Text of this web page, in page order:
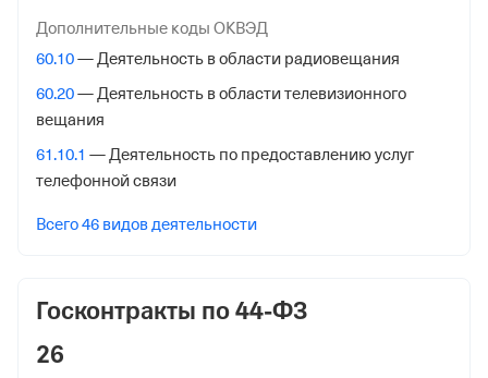
125373, гор. Москва, Походный Проезд, Домовладение
Внебюджетные фонды
1017347152
Дата регистрации
Отделение Фонда Пенсионного и Социального
Страхования Российской Федерации по гор. Москве и
Дополнительные коды ОКВЭД
60.10— Деятельность в области радиовещания
60.20— Деятельность в области телевизионного
вещания
61.10.1 — Деятельность по предоставлению услуг
телефонной связи
Всего 46 видов деятельности
Госконтракты по 44-ФЗ
26